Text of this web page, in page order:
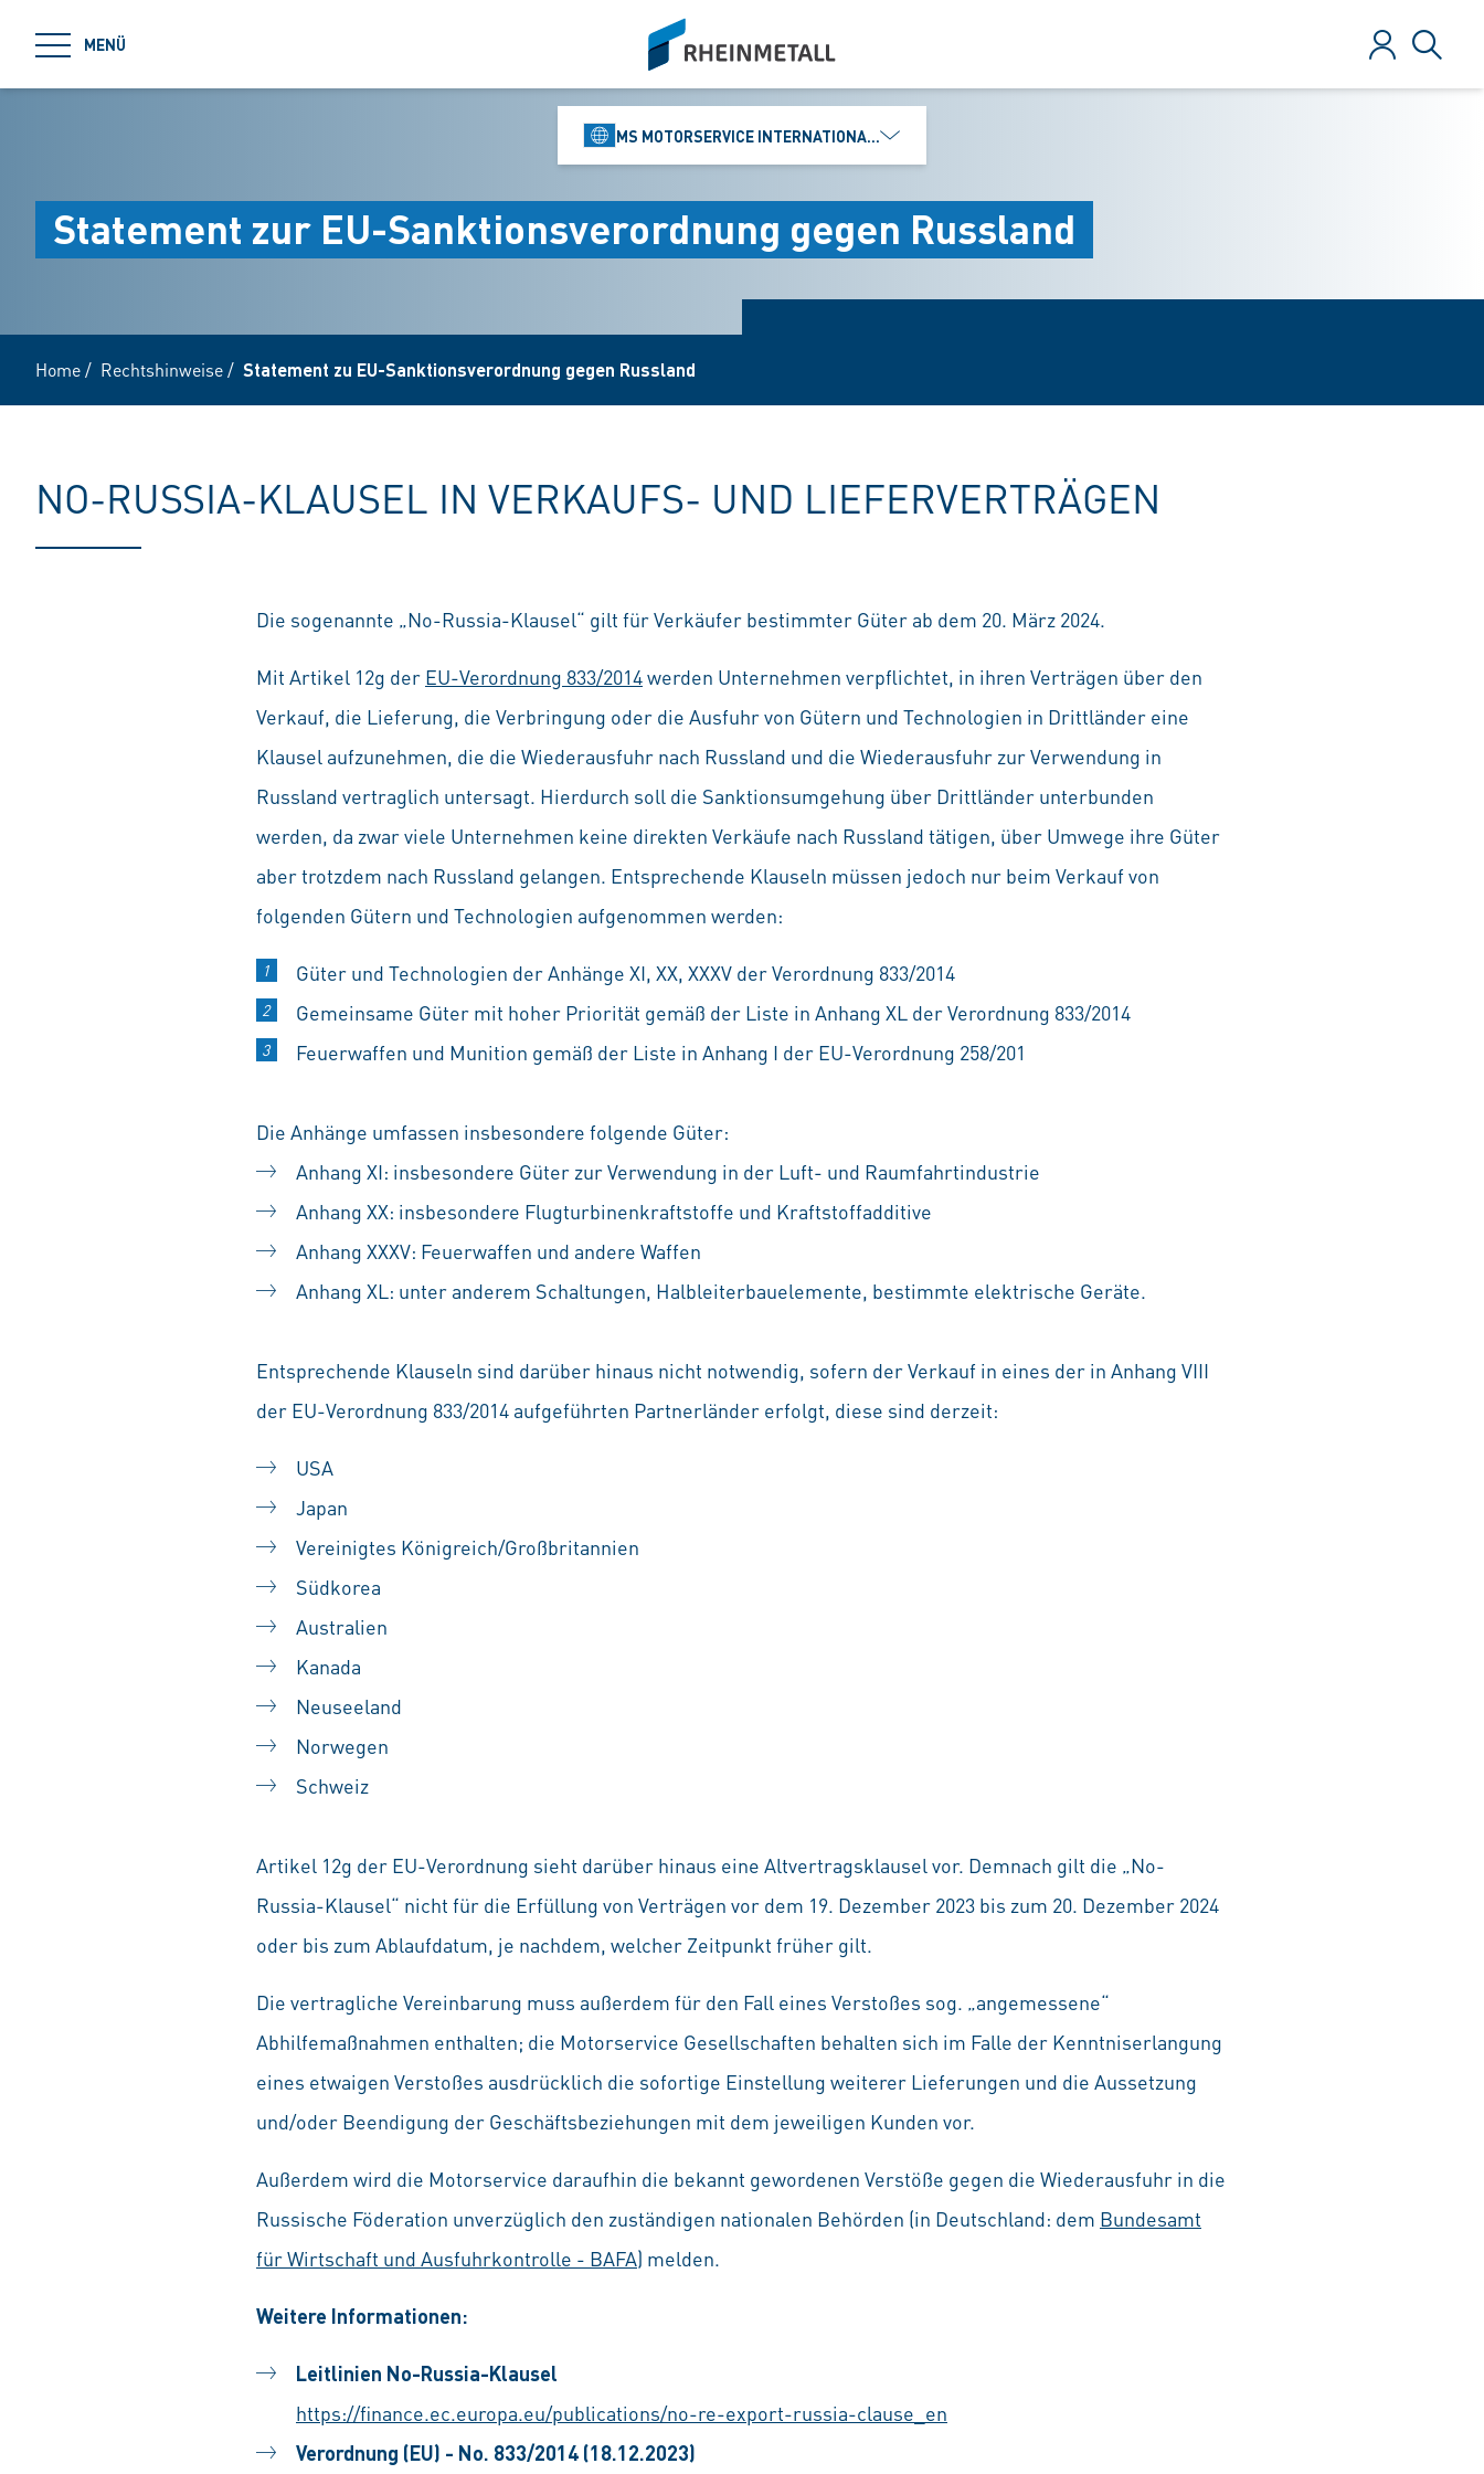
MENÜ
siteLogo
Anmelden
Suche
MS MOTORSERVICE INTERNATIONAL GMBH
Statement zur EU-Sanktionsverordnung gegen Russland
Home/ Rechtshinweise/ Statement zu EU-Sanktionsverordnung gegen Russland
NO-RUSSIA-KLAUSEL IN VERKAUFS- UND LIEFERVERTRÄGEN
Die sogenannte „No-Russia-Klausel“ gilt für Verkäufer bestimmter Güter ab dem 20. März 2024.
Mit Artikel 12g der EU-Verordnung 833/2014werden Unternehmen verpflichtet, in ihren Verträgen über den
Verkauf, die Lieferung, die Verbringung oder die Ausfuhr von Gütern und Technologien in Drittländer eine
Klausel aufzunehmen, die die Wiederausfuhr nach Russland und die Wiederausfuhr zur Verwendung in
Russland vertraglich untersagt. Hierdurch soll die Sanktionsumgehung über Drittländer unterbunden
werden, da zwar viele Unternehmen keine direkten Verkäufe nach Russland tätigen, über Umwege ihre Güter
aber trotzdem nach Russland gelangen. Entsprechende Klauseln müssen jedoch nur beim Verkauf von
folgenden Gütern und Technologien aufgenommen werden:
Güter und Technologien der Anhänge XI, XX, XXXV der Verordnung 833/2014
Gemeinsame Güter mit hoher Priorität gemäß der Liste in Anhang XL der Verordnung 833/2014
Feuerwaffen und Munition gemäß der Liste in Anhang I der EU-Verordnung 258/201
Die Anhänge umfassen insbesondere folgende Güter:
Anhang XI: insbesondere Güter zur Verwendung in der Luft- und Raumfahrtindustrie
Anhang XX: insbesondere Flugturbinenkraftstoffe und Kraftstoffadditive
Anhang XXXV: Feuerwaffen und andere Waffen
Anhang XL: unter anderem Schaltungen, Halbleiterbauelemente, bestimmte elektrische Geräte.
Entsprechende Klauseln sind darüber hinaus nicht notwendig, sofern der Verkauf in eines der in Anhang VIII
der EU-Verordnung 833/2014 aufgeführten Partnerländer erfolgt, diese sind derzeit:
USA
Japan
Vereinigtes Königreich/Großbritannien
Südkorea
Australien
Kanada
Neuseeland
Norwegen
Schweiz
Artikel 12g der EU-Verordnung sieht darüber hinaus eine Altvertragsklausel vor. Demnach gilt die „No-
Russia-Klausel“ nicht für die Erfüllung von Verträgen vor dem 19. Dezember 2023 bis zum 20. Dezember 2024
oder bis zum Ablaufdatum, je nachdem, welcher Zeitpunkt früher gilt.
Die vertragliche Vereinbarung muss außerdem für den Fall eines Verstoßes sog. „angemessene“
Abhilfemaßnahmen enthalten; die Motorservice Gesellschaften behalten sich im Falle der Kenntniserlangung
eines etwaigen Verstoßes ausdrücklich die sofortige Einstellung weiterer Lieferungen und die Aussetzung
und/oder Beendigung der Geschäftsbeziehungen mit dem jeweiligen Kunden vor.
Außerdem wird die Motorservice daraufhin die bekannt gewordenen Verstöße gegen die Wiederausfuhr in die
Russische Föderation unverzüglich den zuständigen nationalen Behörden (in Deutschland: dem Bundesamt
für Wirtschaft und Ausfuhrkontrolle - BAFA) melden.
Weitere Informationen:
Leitlinien No-Russia-Klausel
https://finance.ec.europa.eu/publications/no-re-export-russia-clause_en
Verordnung (EU) - No. 833/2014 (18.12.2023)